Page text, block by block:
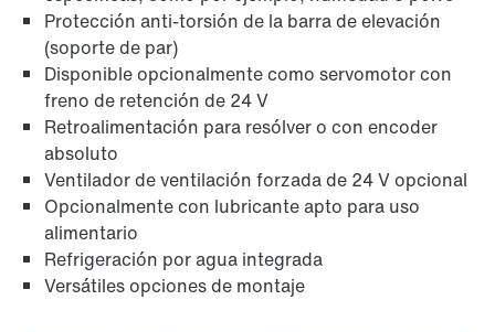
Protección anti-torsión de la barra de elevación
(soporte de par)
Disponible opcionalmente como servomotor con
freno de retención de 24 V
Retroalimentación para resólver o con encoder
absoluto
Ventilador de ventilación forzada de 24 V opcional
Opcionalmente con lubricante apto para uso
alimentario
Refrigeración por agua integrada
Versátiles opciones de montaje